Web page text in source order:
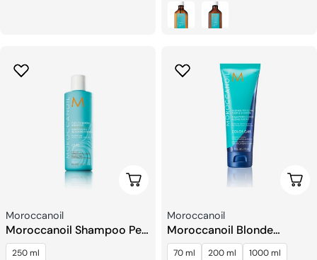
regolare
Aggiungi Al Carrello
Venditore:
Moroccanoil
Moroccanoil Shampoo Per
Il Miglioramento Dei Ricci
250 ml
Venditore:
Moroccanoil
Moroccanoil Blonde
Perfecting Purple Shampoo
70 ml 200 ml 1000 ml